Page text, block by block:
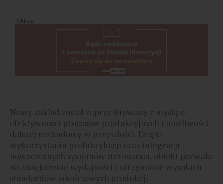
Reklama
Nowy zakład został zaprojektowany z myślą o
efektywności procesów produkcyjnych i możliwości
dalszej rozbudowy w przyszłości. Dzięki
wykorzystaniu prefabrykacji oraz integracji
nowoczesnych systemów sterowania, obiekt pozwala
na zwiększenie wydajności i utrzymanie wysokich
standardów jakościowych produkcji.